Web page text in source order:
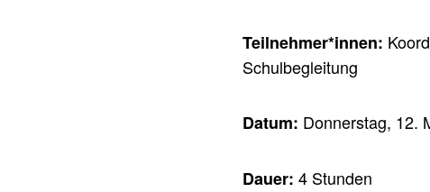
Teilnehmer*innen:
Schulbegleitung
Datum: Donnerstag, 12.
Dauer: 4 Stunden